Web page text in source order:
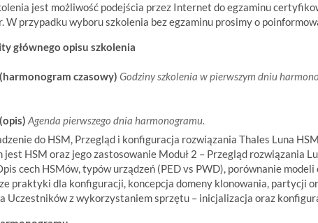
jest możliwość podejścia przez Internet do egzaminu
W przypadku wyboru szkolenia bez egzaminu prosimy o
głównego opisu szkolenia
czasowy) Godziny szkolenia w pierwszym dniu
Agenda pierwszego dnia harmonogramu.
do HSM, Przegląd i konfiguracja rozwiązania Thales Luna
HSM oraz jego zastosowanie Moduł 2 – Przegląd rozwiązania
cech HSMów, typów urządzeń (PED vs PWD), porównanie
praktyki dla konfiguracji, koncepcja domeny klonowania, partycji
Uczestników z wykorzystaniem sprzętu – inicjalizacja oraz